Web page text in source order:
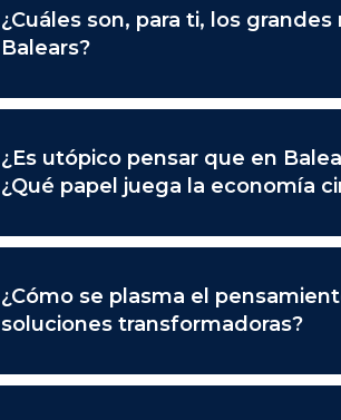
¿Cuáles son, para ti, los
Balears?
¿Es utópico pensar que en
¿Qué papel juega la economía
¿Cómo se plasma el
soluciones transformadoras?